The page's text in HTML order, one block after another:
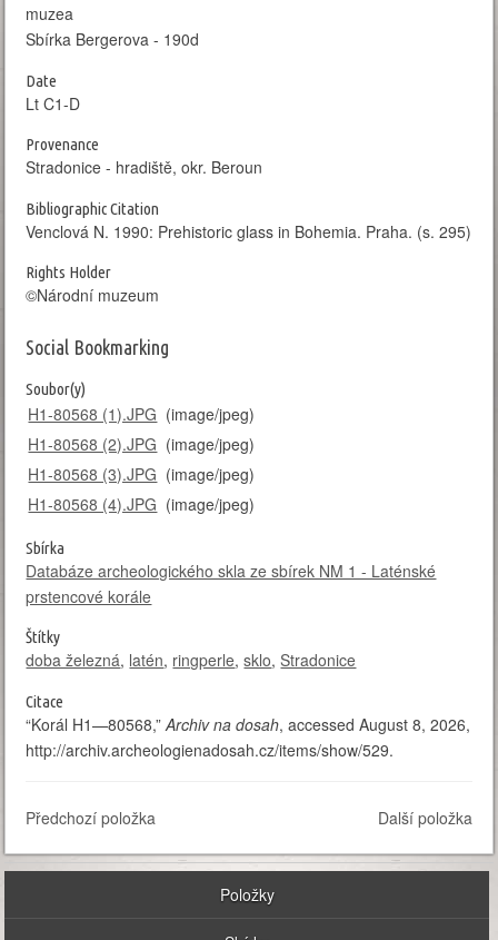
muzea
Sbírka Bergerova - 190d
Date
Lt C1-D
Provenance
Stradonice - hradiště, okr. Beroun
Bibliographic Citation
Venclová N. 1990: Prehistoric glass in Bohemia. Praha. (s. 295)
Rights Holder
©Národní muzeum
Social Bookmarking
Soubor(y)
H1-80568 (1).JPG (image/jpeg)
H1-80568 (2).JPG (image/jpeg)
H1-80568 (3).JPG (image/jpeg)
H1-80568 (4).JPG (image/jpeg)
Sbírka
Databáze archeologického skla ze sbírek NM 1 - Laténské
prstencové korále
Štítky
doba železná, latén, ringperle,sklo,Stradonice
Citace
“Korál H1—80568,”Archiv na dosah, accessed August 8, 2026,
http://archiv.archeologienadosah.cz/items/show/529.
Předchozí položka Další položka
Položky